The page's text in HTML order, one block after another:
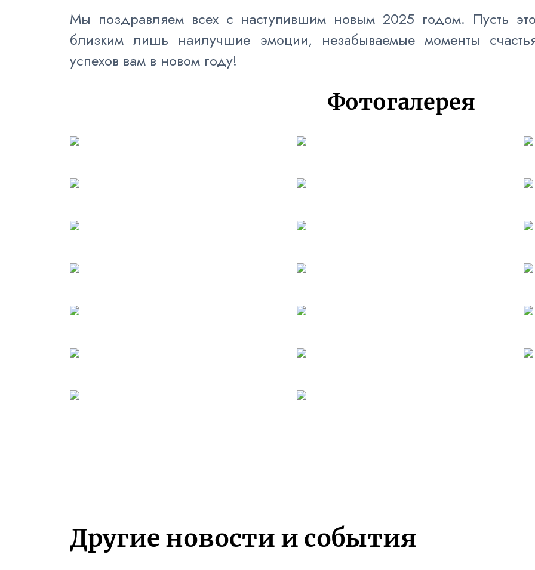
Мы поздравляем всех с наступившим новым 2025 годом. Пусть
близким лишь наилучшие эмоции, незабываемые моменты
успехов вам в новом году!
Фотогалерея
Другие новости и события